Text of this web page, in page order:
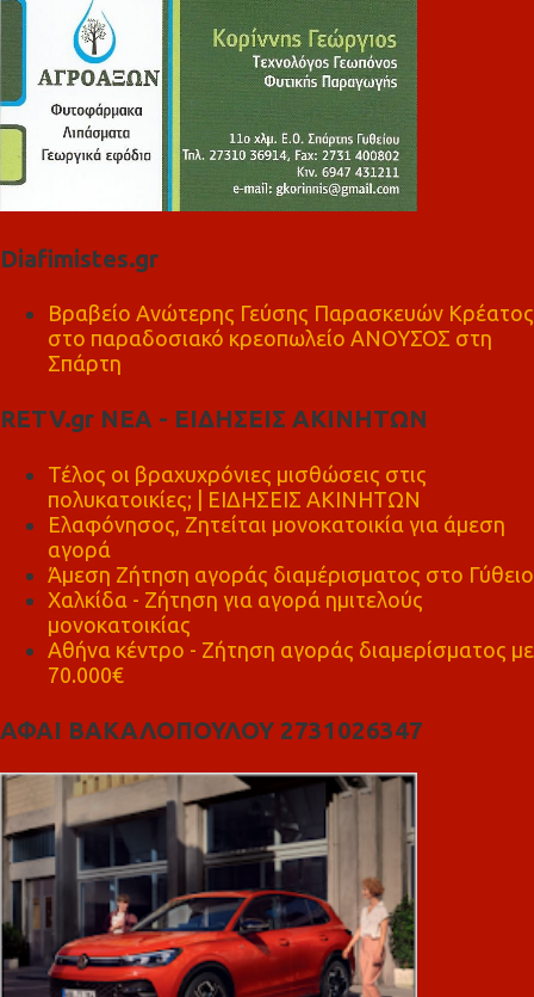
Diafimistes.gr
Βραβείο Ανώτερης Γεύσης Παρασκευών Κρέατος
στο παραδοσιακό κρεοπωλείο ΑΝΟΥΣΟΣ στη
Σπάρτη
RETV.gr ΝΕΑ - ΕΙΔΗΣΕΙΣ ΑΚΙΝΗΤΩΝ
Τέλος οι βραχυχρόνιες μισθώσεις στις
πολυκατοικίες; | ΕΙΔΗΣΕΙΣ ΑΚΙΝΗΤΩΝ
Ελαφόνησος, Ζητείται μονοκατοικία για άμεση
αγορά
Άμεση Ζήτηση αγοράς διαμέρισματος στο Γύθειο
Χαλκίδα - Ζήτηση για αγορά ημιτελούς
μονοκατοικίας
Αθήνα κέντρο - Ζήτηση αγοράς διαμερίσματος με
70.000€
ΑΦΑΙ ΒΑΚΑΛΟΠΟΥΛΟΥ 2731026347